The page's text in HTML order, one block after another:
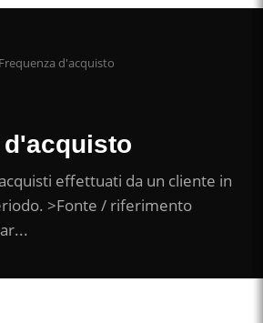
Frequenza d'acquisto
d'acquisto
effettuati da un cliente in
>Fonte / riferimento